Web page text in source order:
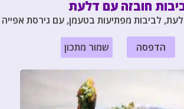
חובזה עם דלעת
לביבות מפתיעות בטעמן, עם גירסת אפייה
הדפסה שמור מתכון